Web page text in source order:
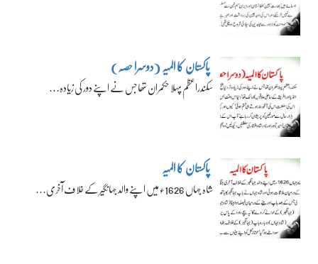
پاکستان کا المیہ (دوسرا حصہ)
سکندراعظم پہلا حکمران تھا جس نے اپنے دور کی زیادہ…
پاکستان کا المیہ
شاہ جہاں 1626ء میں اپنے والد جہانگیر کے خلاف آخری…